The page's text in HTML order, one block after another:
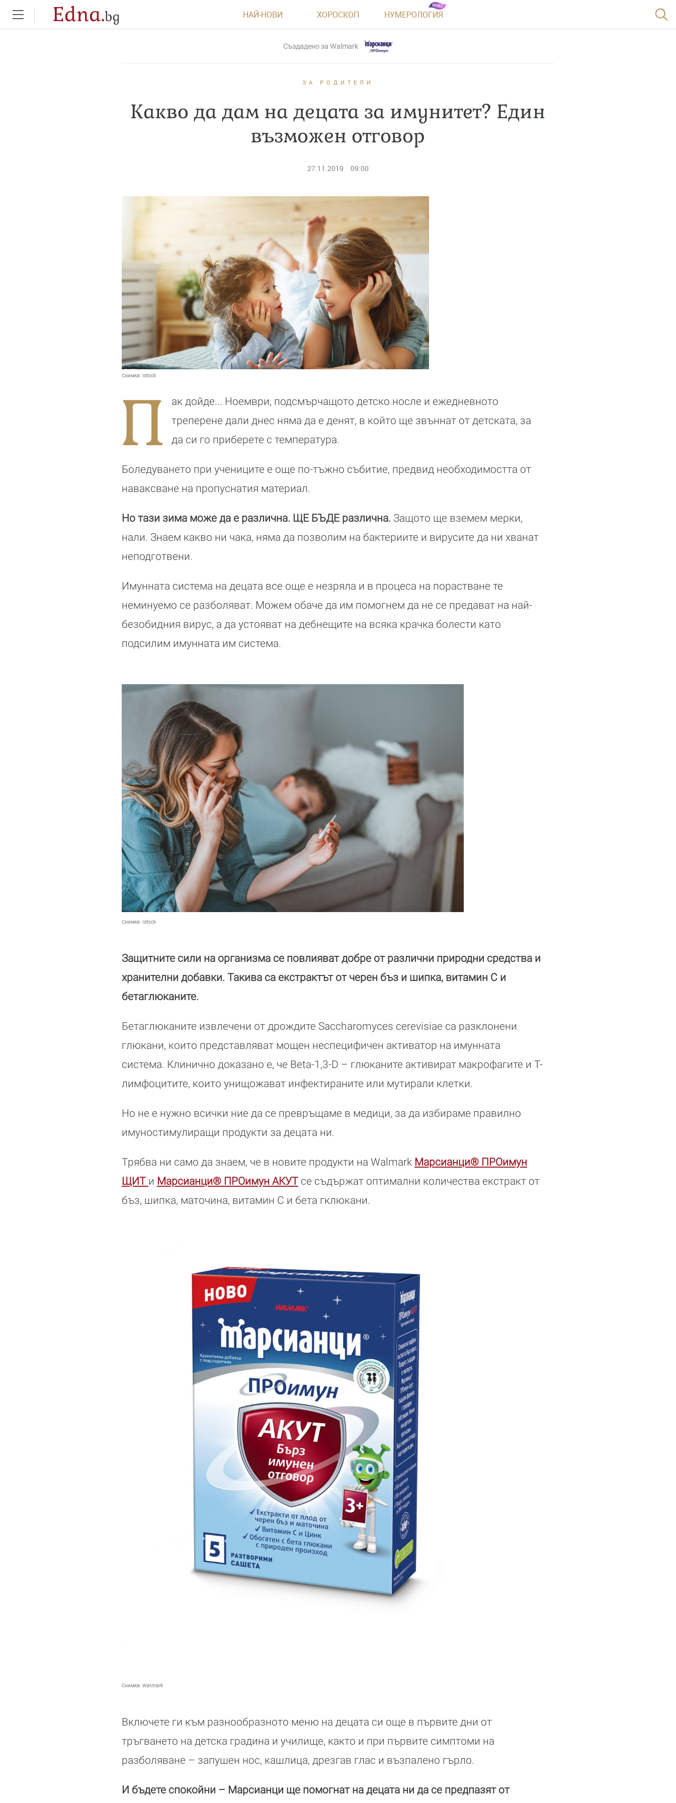
Edna.bg НАЙ-НОВИ ХОРОСКОП НУМЕРОЛОГИЯ
Създадено за Walmark
ЗА РОДИТЕЛИ
Какво да дам на децата за имунитет? Един
възможен отговор
27.11.2019 09:00
Снимка: Istock
П
ак дойде... Ноември, подсмърчащото детско носле и ежедневното
треперене дали днес няма да е денят, в който ще звъннат от детската, за
да си го приберете с температура.
Боледуването при учениците е още по-тъжно събитие, предвид необходимостта от
наваксване на пропуснатия материал.
Но тази зима може да е различна. ЩЕ БЪДЕ различна. Защото ще вземем мерки,
нали. Знаем какво ни чака, няма да позволим на бактериите и вирусите да ни хванат
неподготвени.
Имунната система на децата все още е незряла и в процеса на порастване те
неминуемо се разболяват. Можем обаче да им помогнем да не се предават на най-
безобидния вирус, а да устояват на дебнещите на всяка крачка болести като
подсилим имунната им система.
Снимка: Istock
Защитните сили на организма се повлияват добре от различни природни средства и
хранителни добавки. Такива са екстрактът от черен бъз и шипка, витамин С и
бетаглюканите.
Бетаглюканите извлечени от дрождите Saccharomyces cerevisiae са разклонени
глюкани, които представляват мощен неспецифичен активатор на имунната
система. Клинично доказано е, че Beta-1,3-D – глюканите активират макрофагите и Т-
лимфоцитите, които унищожават инфектираните или мутирали клетки.
Но не е нужно всички ние да се превръщаме в медици, за да избираме правилно
имуностимулиращи продукти за децата ни.
Трябва ни само да знаем, че в новите продукти на Walmark Марсианци® ПРОимун
ЩИТ и Марсианци® ПРОимун АКУТ се съдържат оптимални количества екстракт от
бъз, шипка, маточина, витамин С и бета гклюкани.
Снимка: Walmark
Включете ги към разнообразното меню на децата си още в първите дни от
тръгването на детска градина и училище, както и при първите симптоми на
разболяване – запушен нос, кашлица, дрезгав глас и възпалено гърло.
И бъдете спокойни – Марсианци ще помогнат на децата ни да се предпазят от